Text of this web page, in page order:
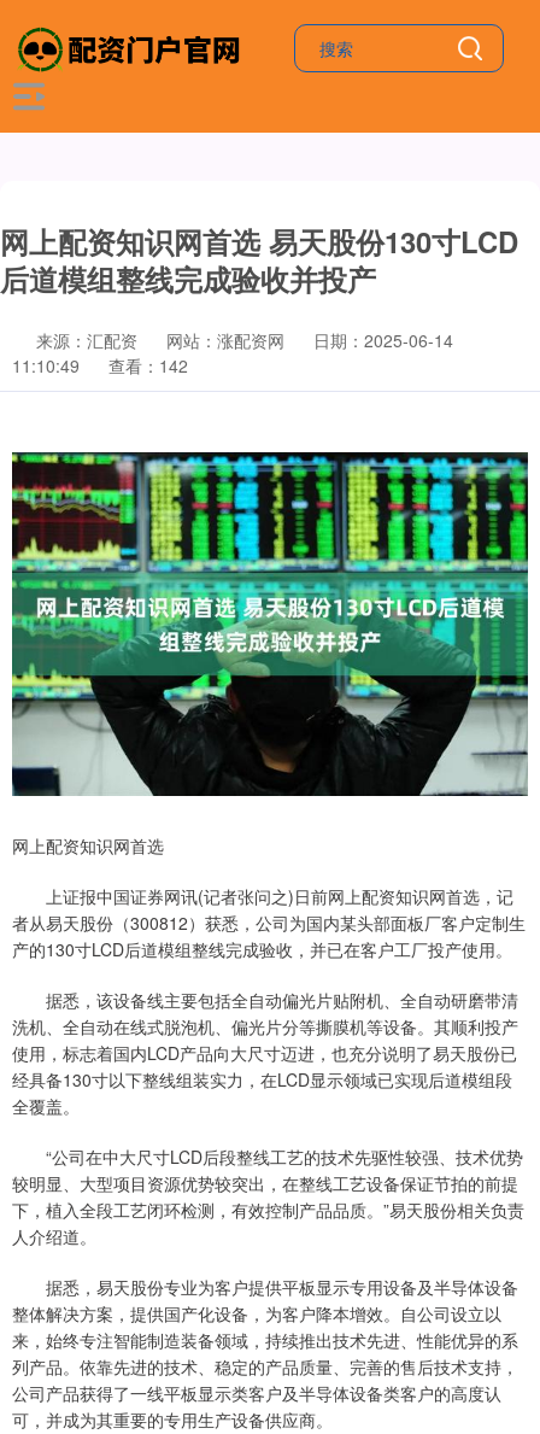
网上配资知识网首选 易天股份130寸LCD
后道模组整线完成验收并投产
来源：汇配资 网站：涨配资网
日期：2025-06-14
11:10:49
查看：142
网上配资知识网首选
上证报中国证券网讯(记者张问之)日前网上配资知识网首选，记
者从易天股份（300812）获悉，公司为国内某头部面板厂客户定制生
产的130寸LCD后道模组整线完成验收，并已在客户工厂投产使用。
据悉，该设备线主要包括全自动偏光片贴附机、全自动研磨带清
洗机、全自动在线式脱泡机、偏光片分等撕膜机等设备。其顺利投产
使用，标志着国内LCD产品向大尺寸迈进，也充分说明了易天股份已
经具备130寸以下整线组装实力，在LCD显示领域已实现后道模组段
全覆盖。
“公司在中大尺寸LCD后段整线工艺的技术先驱性较强、技术优势
较明显、大型项目资源优势较突出，在整线工艺设备保证节拍的前提
下，植入全段工艺闭环检测，有效控制产品品质。”易天股份相关负责
人介绍道。
据悉，易天股份专业为客户提供平板显示专用设备及半导体设备
整体解决方案，提供国产化设备，为客户降本增效。自公司设立以
来，始终专注智能制造装备领域，持续推出技术先进、性能优异的系
列产品。依靠先进的技术、稳定的产品质量、完善的售后技术支持，
公司产品获得了一线平板显示类客户及半导体设备类客户的高度认
可，并成为其重要的专用生产设备供应商。